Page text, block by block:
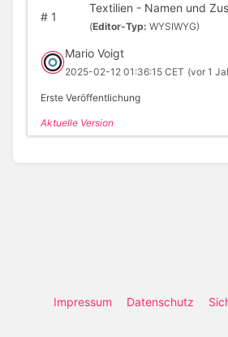
#1
Textilien - Namen und
(Editor-Typ: WYSIWYG)
Mario Voigt
2025-02-12 01:36:15 CET (vor 1
Erste Veröffentlichung
Aktuelle Version
Impressum Datenschutz